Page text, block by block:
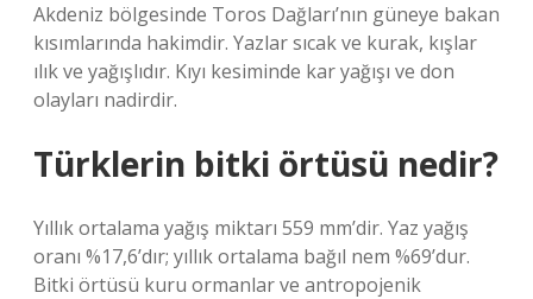
Akdeniz bölgesinde Toros Dağları’nın güneye bakan
kısımlarında hakimdir. Yazlar sıcak ve kurak, kışlar
ılık ve yağışlıdır. Kıyı kesiminde kar yağışı ve don
olayları nadirdir.
Türklerin bitki örtüsü nedir?
Yıllık ortalama yağış miktarı 559 mm’dir. Yaz yağış
oranı %17,6’dır; yıllık ortalama bağıl nem %69’dur.
Bitki örtüsü kuru ormanlar ve antropojenik